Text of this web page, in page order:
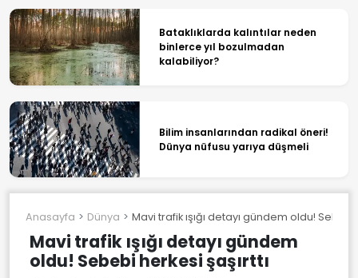
Bataklıklarda kalıntılar neden
binlerce yıl bozulmadan
kalabiliyor?
Bilim insanlarından radikal öneri!
Dünya nüfusu yarıya düşmeli
Anasayfa Dünya Mavi trafik ışığı detayı gündem oldu! Sebebi
Mavi trafik ışığı detayı gündem
oldu! Sebebi herkesi şaşırttı